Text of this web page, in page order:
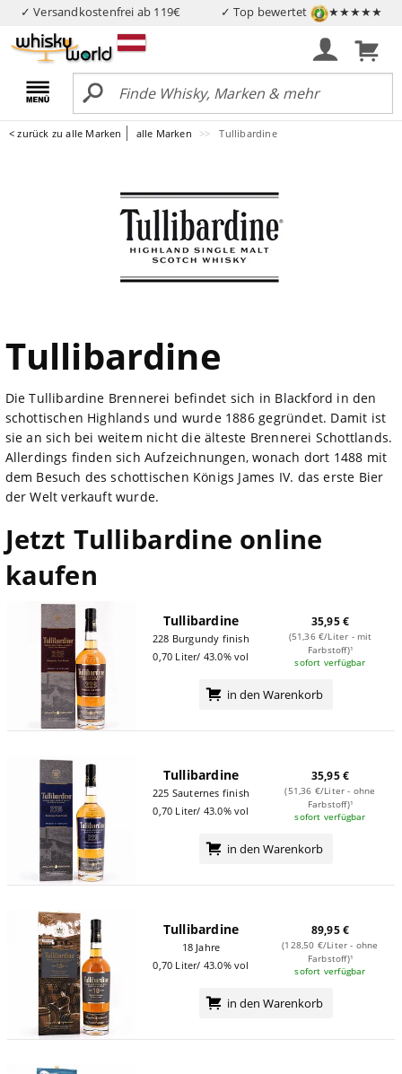
✓ Versandkostenfrei ab 119€ ✓ Top bewertet ★★★★★
< zurück zu alle Marken alle Marken Tullibardine
Tullibardine
Die Tullibardine Brennerei befindet sich in Blackford in den
schottischen Highlands und wurde 1886 gegründet. Damit ist
sie an sich bei weitem nicht die älteste Brennerei Schottlands.
Allerdings finden sich Aufzeichnungen, wonach dort 1488 mit
dem Besuch des schottischen Königs James IV. das erste Bier
der Welt verkauft wurde.
Jetzt Tullibardine online
kaufen
Tullibardine
228 Burgundy finish
0,70 Liter/ 43.0% vol
35,95 €
(51,36 €/Liter - mit
Farbstoff)¹
sofort verfügbar
in den Warenkorb
Tullibardine
225 Sauternes finish
0,70 Liter/ 43.0% vol
35,95 €
(51,36 €/Liter - ohne
Farbstoff)¹
sofort verfügbar
in den Warenkorb
Tullibardine
18 Jahre
0,70 Liter/ 43.0% vol
89,95 €
(128,50 €/Liter - ohne
Farbstoff)¹
sofort verfügbar
in den Warenkorb